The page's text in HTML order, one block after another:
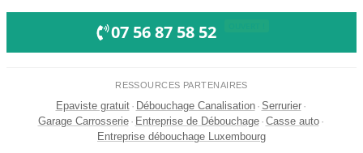
07 56 87 58 52
RESSOURCES PARTENAIRES
Epaviste gratuit · Débouchage Canalisation · Serrurier ·
Garage Carrosserie · Entreprise de Débouchage · Casse auto ·
Entreprise débouchage Luxembourg